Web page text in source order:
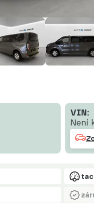
VIN:
Není